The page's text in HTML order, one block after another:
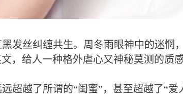
发丝纠缠共生。周冬雨眼神中的迷惘
，给人一种格外虐心又神秘莫测的质感
超越了所谓的“闺蜜”，甚至超越了“